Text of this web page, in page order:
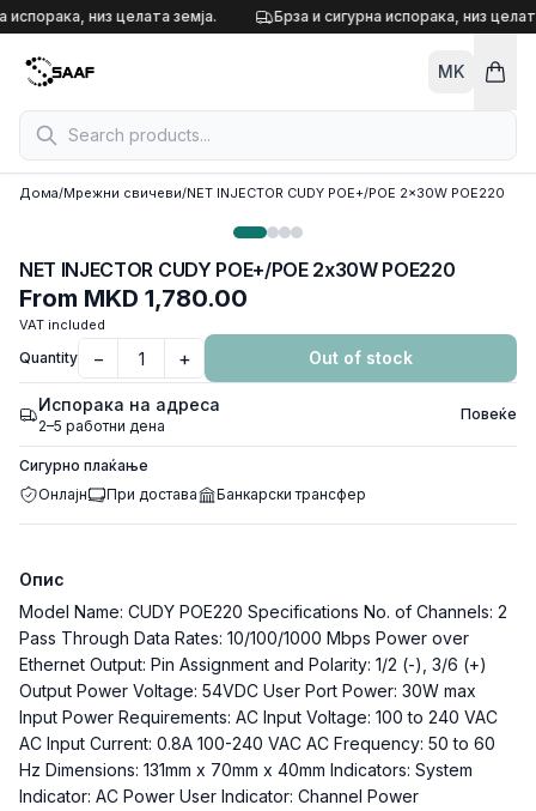
Skip to content
испорака, низ целата земја. Брза и сигурна испорака, низ
MK
Дома/Мрежни свичеви/NET INJECTOR CUDY POE+/POE 2x30W POE220
NET INJECTOR CUDY POE+/POE 2x30W POE220
From MKD 1,780.00
VAT included
Quantity − + Out of stock
Испорака на адреса
2–5 работни дена
Повеќе
Сигурно плаќање
Онлајн
При достава Банкарски трансфер
Опис
Model Name: CUDY POE220 Specifications No. of Channels: 2
Pass Through Data Rates: 10/100/1000 Mbps Power over
Ethernet Output: Pin Assignment and Polarity: 1/2 (-), 3/6 (+)
Output Power Voltage: 54VDC User Port Power: 30W max
Input Power Requirements: AC Input Voltage: 100 to 240 VAC
AC Input Current: 0.8A 100-240 VAC AC Frequency: 50 to 60
Hz Dimensions: 131mm x 70mm x 40mm Indicators: System
Indicator: AC Power User Indicator: Channel Power